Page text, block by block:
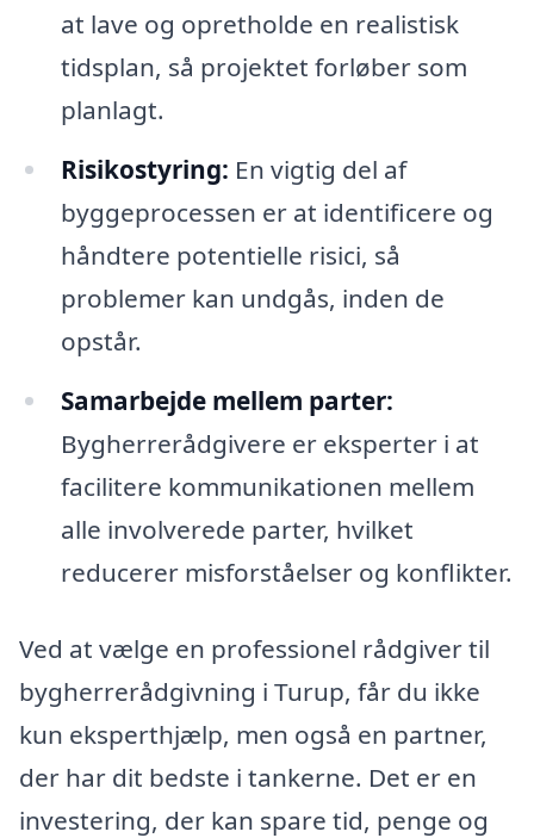
at lave og opretholde en realistisk
tidsplan, så projektet forløber som
planlagt.
Risikostyring: En vigtig del af
byggeprocessen er at identificere og
håndtere potentielle risici, så
problemer kan undgås, inden de
opstår.
Samarbejde mellem parter:
Bygherrerådgivere er eksperter i at
facilitere kommunikationen mellem
alle involverede parter, hvilket
reducerer misforståelser og konflikter.
Ved at vælge en professionel rådgiver til
bygherrerådgivning i Turup, får du ikke
kun eksperthjælp, men også en partner,
der har dit bedste i tankerne. Det er en
investering, der kan spare tid, penge og